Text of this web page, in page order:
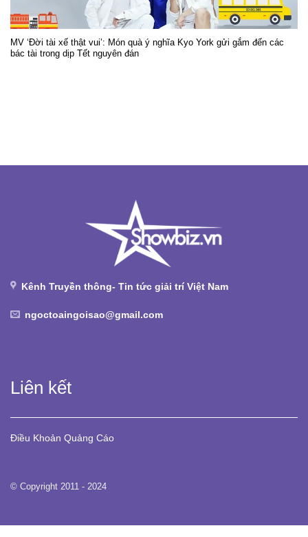
MV ‘Đời tài xế thật vui’: Món quà ý nghĩa Kyo York gửi gắm đến các
bác tài trong dịp Tết nguyên đán
Kênh Truyền thông- Tin tức giải trí Việt Nam
ngoctoaingoisao@gmail.com
Liên kết
Điều Khoản Quảng Cáo
© Copyright 2011 - 2024